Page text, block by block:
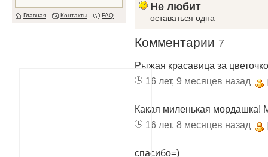
Главная Контакты FAQ
Не любит
оставаться одна
Комментарии 7
Рыжая красавица за
16 лет, 9 месяцев назад
Какая миленькая мордашка!
16 лет, 8 месяцев назад
спасибо=)